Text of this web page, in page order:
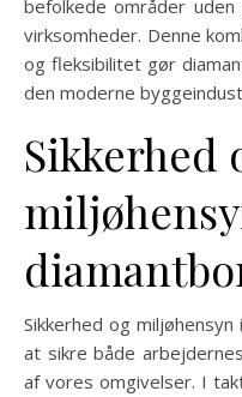
befolkede områder
virksomheder. Denne
og fleksibilitet gør
den moderne
Sikkerhed
Sikkerhed og
at sikre både
af vores omgivelser. I